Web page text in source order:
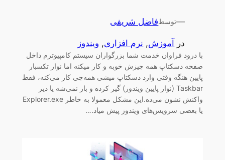
—توسطفاضل شریفی
در آموزش, نرم افزاری, ویندوز
با درود فراوان خدمت شما بزرگواران سیستم کامپیوترم داخل
صفحه دسکتاپ همه چیزش خوبه و کار میکنه اما نوار تکسبار
پایین هنگه وقتی وارد دسکتاپ میشی همه‌چی کار می‌کنه، فقط
Taskbar (نوار پایین ویندوز) گیر کرده و باز نمی‌شه یا دیر
واکنش نشون می‌ده.این مشکل معمولا به خاطر Explorer.exe
یا بعضی سرویس‌های ویندوز پیش میاد.…